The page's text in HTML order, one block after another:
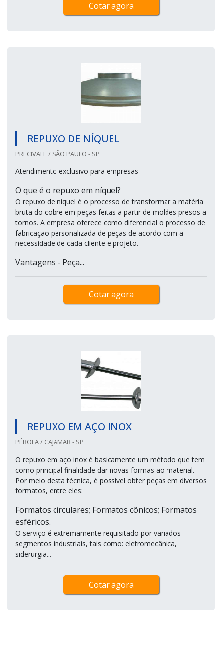
Cotar agora
REPUXO DE NÍQUEL
PRECIVALE / SÃO PAULO - SP
Atendimento exclusivo para empresas
O que é o repuxo em níquel?
O repuxo de níquel é o processo de transformar a matéria
bruta do cobre em peças feitas a partir de moldes presos a
tornos. A empresa oferece como diferencial o processo de
fabricação personalizada de peças de acordo com a
necessidade de cada cliente e projeto.
Vantagens - Peça...
Cotar agora
REPUXO EM AÇO INOX
PÉROLA / CAJAMAR - SP
O repuxo em aço inox é basicamente um método que tem
como principal finalidade dar novas formas ao material.
Por meio desta técnica, é possível obter peças em diversos
formatos, entre eles:
Formatos circulares; Formatos cônicos; Formatos
esféricos.
O serviço é extremamente requisitado por variados
segmentos industriais, tais como: eletromecânica,
siderurgia...
Cotar agora